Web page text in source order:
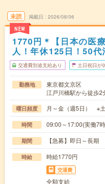
未読
NEW
掲載日 2026/08/06
1770円＊【日本の医
人！年休125日！50代
交通費別途支給あり 土日祝日が
勤務地
東京都文京区
江戸川橋駅から徒歩2
曜日頻度 月～金（週5日） ※
時間 09:00～17:00(実働7
期間 【急募】即日～長期
時給 時給1770円
交通費
全額支給